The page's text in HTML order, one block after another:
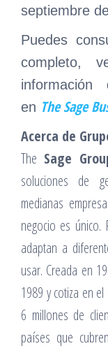
septiembre
Puedes
completo,
en The Sage
Acerca de
The Sage
soluciones de
medianas
negocio es único.
adaptan a
usar. Creada en
1989 y cotiza en
6 millones de
países que